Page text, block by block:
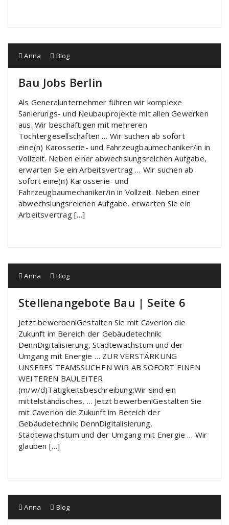
Anna Blog
Bau Jobs Berlin
Als Generalunternehmer führen wir komplexe
Sanierungs- und Neubauprojekte mit allen Gewerken
aus. Wir beschäftigen mit mehreren
Tochtergesellschaften … Wir suchen ab sofort
eine(n) Karosserie- und Fahrzeugbaumechaniker/in in
Vollzeit. Neben einer abwechslungsreichen Aufgabe,
erwarten Sie ein Arbeitsvertrag … Wir suchen ab
sofort eine(n) Karosserie- und
Fahrzeugbaumechaniker/in in Vollzeit. Neben einer
abwechslungsreichen Aufgabe, erwarten Sie ein
Arbeitsvertrag […]
Anna Blog
Stellenangebote Bau | Seite 6
Jetzt bewerben!Gestalten Sie mit Caverion die
Zukunft im Bereich der Gebäudetechnik:
DennDigitalisierung, Städtewachstum und der
Umgang mit Energie … ZUR VERSTÄRKUNG
UNSERES TEAMSSUCHEN WIR AB SOFORT EINEN
WEITEREN BAULEITER
(m/w/d)Tätigkeitsbeschreibung:Wir sind ein
mittelständisches, … Jetzt bewerben!Gestalten Sie
mit Caverion die Zukunft im Bereich der
Gebäudetechnik: DennDigitalisierung,
Städtewachstum und der Umgang mit Energie … Wir
glauben […]
Anna Blog